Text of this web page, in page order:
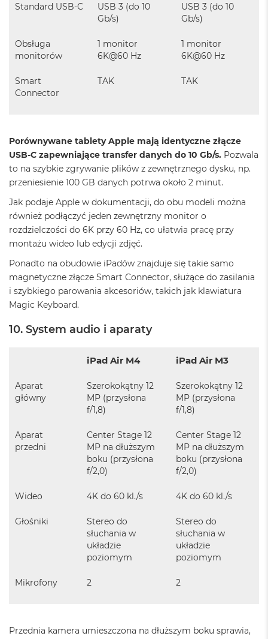
c
o
k
3
R
M
W
d
ł
u
g
p
o
j
e
m
n
c
k
u
r
B
Standard USB-C
USB 3 (do 10
Gb/s)
USB 3 (do 10
Gb/s)
Obsługa
monitorów
1 monitor
6K@60 Hz
1 monitor
6K@60 Hz
Smart
Connector
TAK TAK
Porównywane tablety Apple mają identyczne złącze
USB-C zapewniające transfer danych do 10 Gb/s. Pozwala
to na szybkie zgrywanie plików z zewnętrznego dysku, np.
przeniesienie 100 GB danych potrwa około 2 minut.
Jak podaje Apple w dokumentacji, do obu modeli można
również podłączyć jeden zewnętrzny monitor o
rozdzielczości do 6K przy 60 Hz, co ułatwia pracę przy
montażu wideo lub edycji zdjęć.
Ponadto na obudowie iPadów znajduje się takie samo
magnetyczne złącze Smart Connector, służące do zasilania
i szybkiego parowania akcesoriów, takich jak klawiatura
Magic Keyboard.
10. System audio i aparaty
iPad Air M4 iPad Air M3
Aparat
główny
Szerokokątny 12
MP (przysłona
f/1,8)
Szerokokątny 12
MP (przysłona
f/1,8)
Aparat
przedni
Center Stage 12
MP na dłuższym
boku (przysłona
f/2,0)
Center Stage 12
MP na dłuższym
boku (przysłona
f/2,0)
Wideo 4K do 60 kl./s 4K do 60 kl./s
Głośniki
Stereo do
słuchania w
układzie
poziomym
Stereo do
słuchania w
układzie
poziomym
Mikrofony 2 2
Przednia kamera umieszczona na dłuższym boku sprawia,